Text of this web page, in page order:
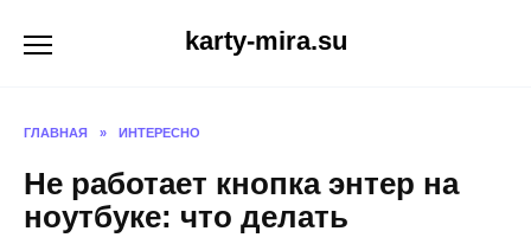
karty-mira.su
ГЛАВНАЯ » ИНТЕРЕСНО
Не работает кнопка энтер на
ноутбуке: что делать